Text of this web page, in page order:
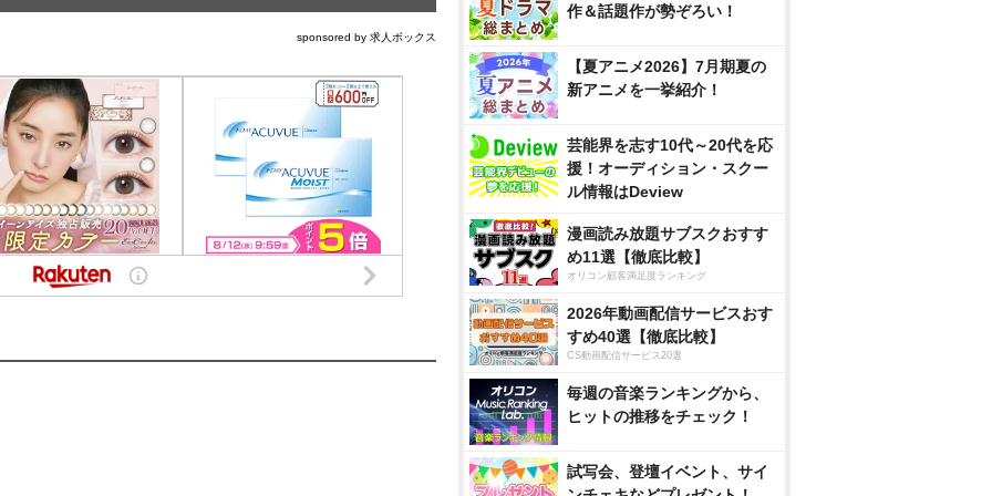
sponsored by 求人ボックス
作＆話題作が勢ぞろい！
【夏アニメ2026】7月期夏の
新アニメを一挙紹介！
芸能界を志す10代～20代を応
援！オーディション・スクー
ル情報はDeview
漫画読み放題サブスクおすす
め11選【徹底比較】
オリコン顧客満足度ランキング
2026年動画配信サービスおす
すめ40選【徹底比較】
CS動画配信サービス20選
毎週の音楽ランキングから、
ヒットの推移をチェック！
試写会、登壇イベント、サイ